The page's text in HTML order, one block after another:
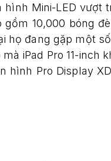
hình Mini-LED vượt
gồm 10,000 bóng
họ đang gặp một
iPad Pro 11-inch
Pro Display